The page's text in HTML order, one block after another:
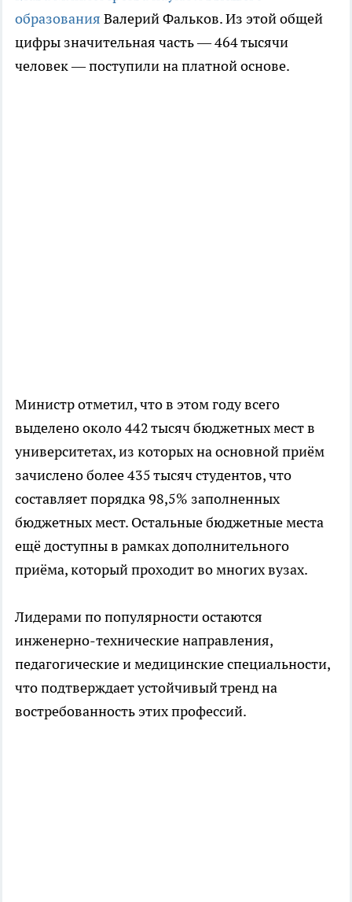
образования Валерий Фальков. Из этой общей
цифры значительная часть — 464 тысячи
человек — поступили на платной основе.
Министр отметил, что в этом году всего
выделено около 442 тысяч бюджетных мест в
университетах, из которых на основной приём
зачислено более 435 тысяч студентов, что
составляет порядка 98,5% заполненных
бюджетных мест. Остальные бюджетные места
ещё доступны в рамках дополнительного
приёма, который проходит во многих вузах.
Лидерами по популярности остаются
инженерно-технические направления,
педагогические и медицинские специальности,
что подтверждает устойчивый тренд на
востребованность этих профессий.